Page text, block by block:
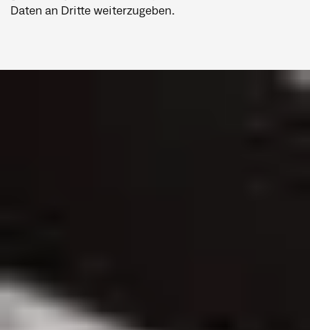
Daten an Dritte weiterzugeben.